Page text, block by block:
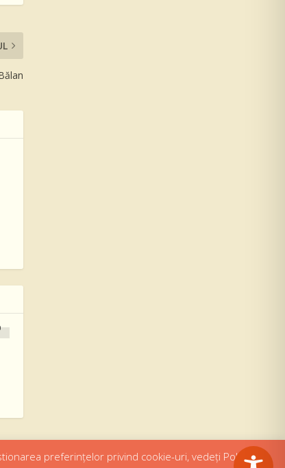
preferințelor privind cookie-uri, vedeți Politica de